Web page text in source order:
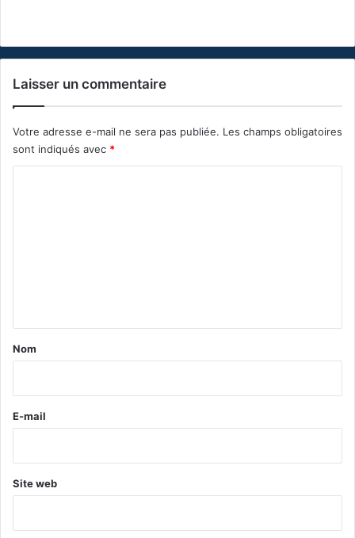
Laisser un commentaire
Votre adresse e-mail ne sera pas publiée. Les champs obligatoires
sont indiqués avec *
a
e
Nom
E-mail
Site web